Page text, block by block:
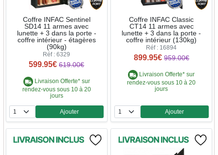
Coffre INFAC Sentinel
SD14 11 armes avec
lunette + 3 dans la porte -
coffre intérieur - étagères
(90kg)
Réf : 6329
599.95€ 619.00€
Livraison Offerte* sur
rendez-vous sous 10 à 20
jours
Quantité
Ajouter
Coffre INFAC Classic
CT14 11 armes avec
lunette + 3 dans la porte -
coffre intérieur (130kg)
Réf : 16894
899.95€ 959.00€
Livraison Offerte* sur
rendez-vous sous 10 à 20
jours
Quantité
Ajouter